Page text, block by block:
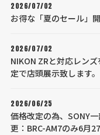
2026/07/02
お得な「夏のセール」開
2026/07/02
NIKON ZRと対応レン
定で店頭展示致します。
2026/06/25
価格改定の為、SONY
更：BRC-AM7のみ6月